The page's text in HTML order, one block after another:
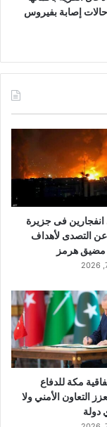
للحجر الصحي بعد ظهور 5 حالات إصابة بفيروس
انفجارين فى جزيرة
التصدى لأهداف
مضيق هرمز
مكة للدفاع
التعاون الأمني ولا
دولة